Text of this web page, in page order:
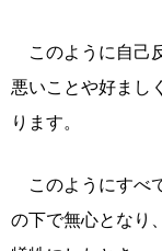
このように自己
悪いことや好まし
ります。
このようにすべ
の下で無心となり